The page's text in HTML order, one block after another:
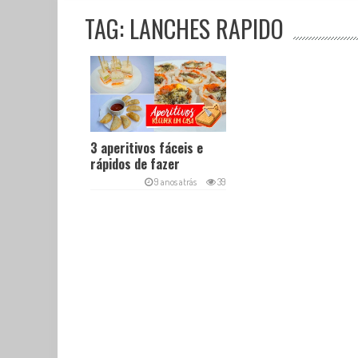
TAG: LANCHES RAPIDO
3 aperitivos fáceis e
rápidos de fazer
9 anos atrás 39